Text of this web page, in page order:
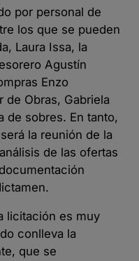
por personal de
los que se pueden
Laura Issa, la
Agustín
Enzo
de Obras, Gabriela
de sobres. En tanto,
la reunión de la
de las ofertas
licitación es muy
conlleva la
que se